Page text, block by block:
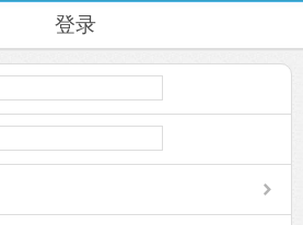
登录